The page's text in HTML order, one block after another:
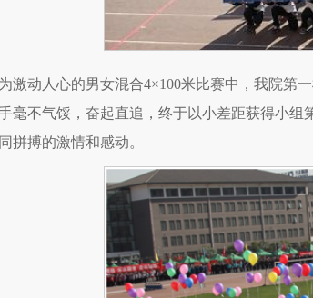
激动人心的男女混合4×100米比赛中，我院第
毫不气馁，奋起直追，终于以小差距获得小
拼搏的激情和感动。